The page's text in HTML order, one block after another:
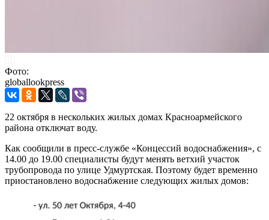
Фото:
globallookpress
22 октября в нескольких жилых домах Красноармейского
района отключат воду.
Как сообщили в пресс-службе «Концессий водоснабжения», с
14.00 до 19.00 специалисты будут менять ветхий участок
трубопровода по улице Удмуртская. Поэтому будет временно
приостановлено водоснабжение следующих жилых домов: